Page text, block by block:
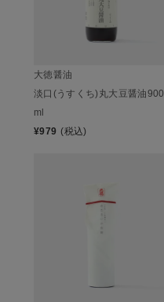
大徳醤油
淡口(うすくち)丸大豆醤油900
ml
¥979 (税込)